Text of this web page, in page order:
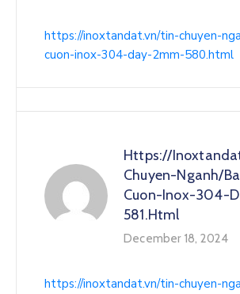
https://inoxtandat.vn/tin-chuyen-
cuon-inox-304-day-2mm-580.html
Https://
Chuyen-Nganh/
Cuon-Inox-304-
581.html
December 18, 2024
https://inoxtandat.vn/tin-chuyen-